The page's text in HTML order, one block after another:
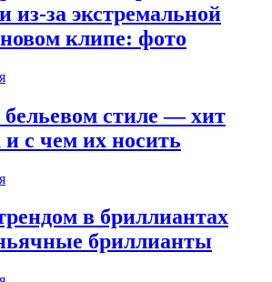
из-за экстремальной
клипе: фото
стиле — хит
и с чем их носить
в бриллиантах
бриллианты